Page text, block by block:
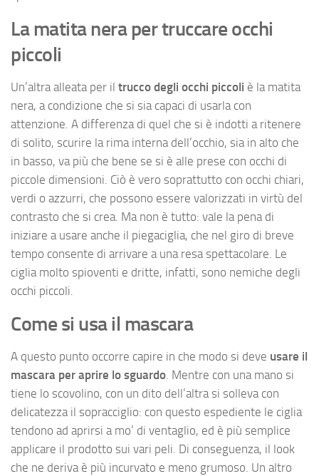
La matita nera per truccare occhi
piccoli
Un’altra alleata per il trucco degli occhi piccoli è la matita
nera, a condizione che si sia capaci di usarla con
attenzione. A differenza di quel che si è indotti a ritenere
di solito, scurire la rima interna dell’occhio, sia in alto che
in basso, va più che bene se si è alle prese con occhi di
piccole dimensioni. Ciò è vero soprattutto con occhi chiari,
verdi o azzurri, che possono essere valorizzati in virtù del
contrasto che si crea. Ma non è tutto: vale la pena di
iniziare a usare anche il piegaciglia, che nel giro di breve
tempo consente di arrivare a una resa spettacolare. Le
ciglia molto spioventi e dritte, infatti, sono nemiche degli
occhi piccoli.
Come si usa il mascara
A questo punto occorre capire in che modo si deve usare il
mascara per aprire lo sguardo. Mentre con una mano si
tiene lo scovolino, con un dito dell’altra si solleva con
delicatezza il sopracciglio: con questo espediente le ciglia
tendono ad aprirsi a mo’ di ventaglio, ed è più semplice
applicare il prodotto sui vari peli. Di conseguenza, il look
che ne deriva è più incurvato e meno grumoso. Un altro